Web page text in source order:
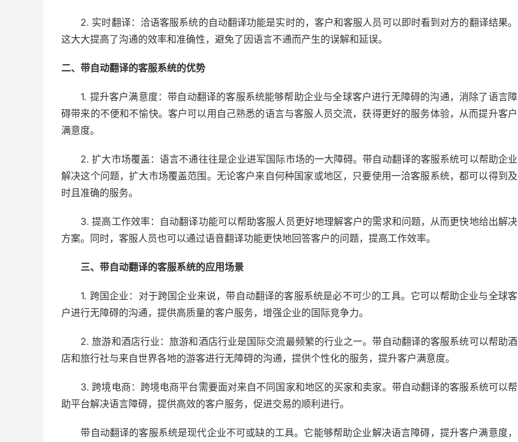
2. 实时翻译：洽语客服系统的自动翻译功能是实时的，客户和客服人员可以即时看到对方的翻译结果。
这大大提高了沟通的效率和准确性，避免了因语言不通而产生的误解和延误。
二、带自动翻译的客服系统的优势
1. 提升客户满意度：带自动翻译的客服系统能够帮助企业与全球客户进行无障碍的沟通，消除了语言障
碍带来的不便和不愉快。客户可以用自己熟悉的语言与客服人员交流，获得更好的服务体验，从而提升客户
满意度。
2. 扩大市场覆盖：语言不通往往是企业进军国际市场的一大障碍。带自动翻译的客服系统可以帮助企业
解决这个问题，扩大市场覆盖范围。无论客户来自何种国家或地区，只要使用一洽客服系统，都可以得到及
时且准确的服务。
3. 提高工作效率：自动翻译功能可以帮助客服人员更好地理解客户的需求和问题，从而更快地给出解决
方案。同时，客服人员也可以通过语音翻译功能更快地回答客户的问题，提高工作效率。
三、带自动翻译的客服系统的应用场景
1. 跨国企业：对于跨国企业来说，带自动翻译的客服系统是必不可少的工具。它可以帮助企业与全球客
户进行无障碍的沟通，提供高质量的客户服务，增强企业的国际竞争力。
2. 旅游和酒店行业：旅游和酒店行业是国际交流最频繁的行业之一。带自动翻译的客服系统可以帮助酒
店和旅行社与来自世界各地的游客进行无障碍的沟通，提供个性化的服务，提升客户满意度。
3. 跨境电商：跨境电商平台需要面对来自不同国家和地区的买家和卖家。带自动翻译的客服系统可以帮
助平台解决语言障碍，提供高效的客户服务，促进交易的顺利进行。
带自动翻译的客服系统是现代企业不可或缺的工具。它能够帮助企业解决语言障碍，提升客户满意度，